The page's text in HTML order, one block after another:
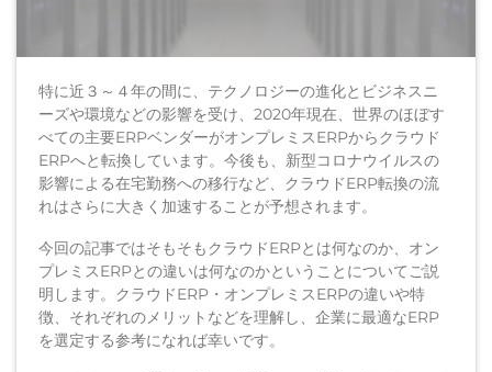
特に近３～４年の間に、テクノロジーの進化とビジネスニ
ーズや環境などの影響を受け、2020年現在、世界のほぼす
べての主要ERPベンダーがオンプレミスERPからクラウド
ERPへと転換しています。今後も、新型コロナウイルスの
影響による在宅勤務への移行など、クラウドERP転換の流
れはさらに大きく加速することが予想されます。
今回の記事ではそもそもクラウドERPとは何なのか、オン
プレミスERPとの違いは何なのかということについてご説
明します。クラウドERP・オンプレミスERPの違いや特
徴、それぞれのメリットなどを理解し、企業に最適なERP
を選定する参考になれば幸いです。